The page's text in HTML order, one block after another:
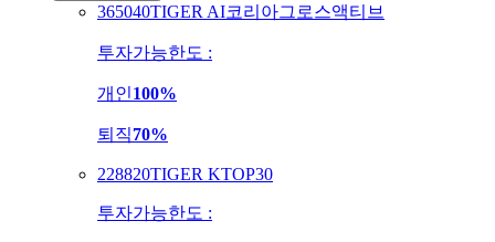
365040TIGER AI코리아그로스액티브
투자가능한도 :
개인100%
퇴직70%
228820TIGER KTOP30
투자가능한도 :